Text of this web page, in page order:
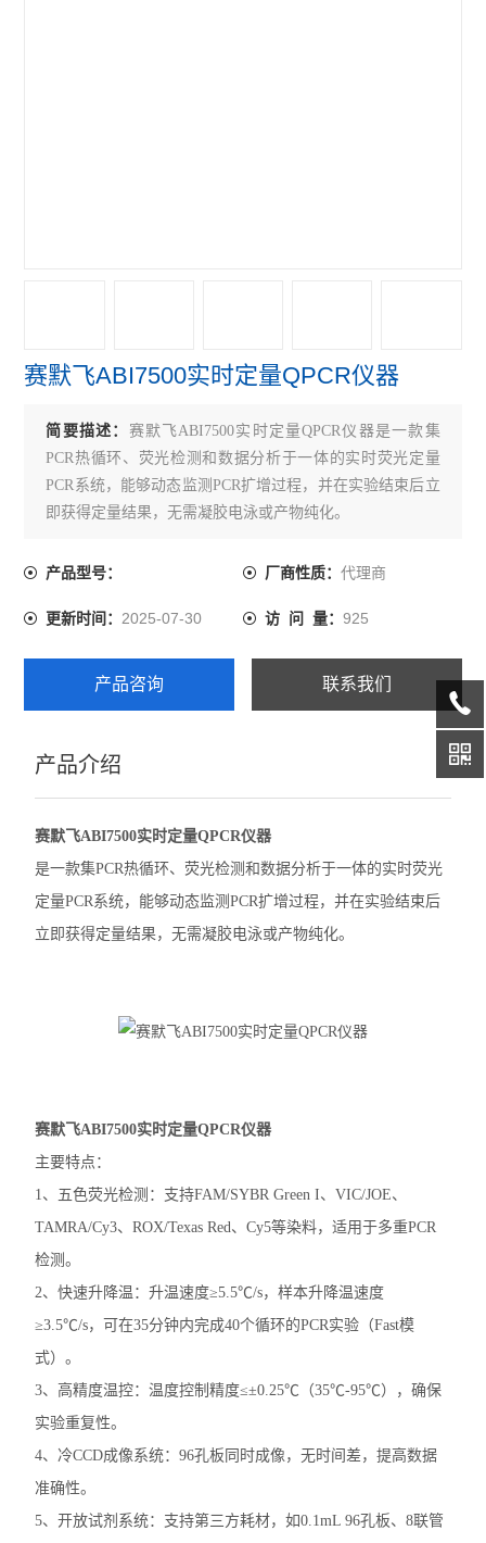
赛默飞QuantStudio5 PCR
赛默飞QuantStudio3 PCR
伯乐CFX Connect PCR仪
伯乐S1000 PCR仪
伯乐C1000 Touch PCR 仪
伯乐CFX Opus 96 PCR
伯乐CFX Duet荧光定量PCR
伯乐CFX Opus Deepwell
伯乐TC20细胞计数器
赛默飞QuantStudio1 PCR
赛默飞7500实时荧光定量PCR
赛默飞MiniAmpPlus PCR仪
赛默飞Qubit4.0分光光度计
赛默飞Countess™ 3细胞计数仪
赛默飞Countess™ 3FL细胞计数仪
伯乐T100
光度计
凝胶成像系统
酶标仪
赛默飞ABI7500实时定量QPCR仪器
简要描述： 赛默飞ABI7500实时定量QPCR仪器是一款集
PCR热循环、荧光检测和数据分析于一体的实时荧光定量
PCR系统，能够动态监测PCR扩增过程，并在实验结束后立
即获得定量结果，无需凝胶电泳或产物纯化。
产品型号： 厂商性质： 代理商
更新时间：2025-07-30 访 问 量： 925
产品咨询 联系我们
产品介绍
赛默飞ABI7500实时定量QPCR仪器
是一款集PCR热循环、荧光检测和数据分析于一体的实时荧光
定量PCR系统，能够动态监测PCR扩增过程，并在实验结束后
立即获得定量结果，无需凝胶电泳或产物纯化。
赛默飞ABI7500实时定量QPCR仪器
主要特点：
1、五色荧光检测：支持FAM/SYBR Green I、VIC/JOE、
TAMRA/Cy3、ROX/Texas Red、Cy5等染料，适用于多重PCR
检测。
2、快速升降温：升温速度≥5.5℃/s，样本升降温速度
≥3.5℃/s，可在35分钟内完成40个循环的PCR实验（Fast模
式）。
3、高精度温控：温度控制精度≤±0.25℃（35℃-95℃），确保
实验重复性。
4、冷CCD成像系统：96孔板同时成像，无时间差，提高数据
准确性。
5、开放试剂系统：支持第三方耗材，如0.1mL 96孔板、8联管